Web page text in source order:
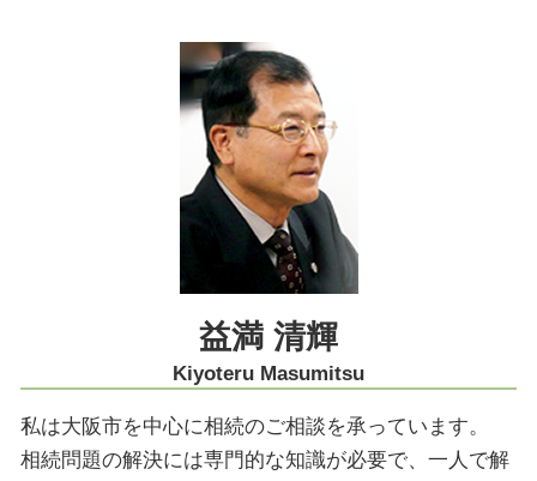
家族信託 売買
限定承認 注意点
相続放棄 期間
限定承認 わかりやすく
コンプライアンスとは
医療過誤 責任 個人
コンプライアンス パワハラ
建物 明け渡し 強制執行
医療過誤 延命
不動産トラブル 京都市 弁護士
組織再編 神戸市 弁護士
削除請求 神戸市 弁護士
不動産トラブル 奈良市 弁護士
事業承継 大阪市 弁護士
遺留分侵害額請求 大阪市 弁護士
医療過誤訴訟 解決 大阪市 弁護士
法律問題 神戸市 弁護士
事業承継 神戸市 弁護士
医療過誤 京都市 弁護士
遺産分割協議 神戸市 弁護士
益満 清輝
Kiyoteru Masumitsu
私は大阪市を中心に相続のご相談を承っています。
相続問題の解決には専門的な知識が必要で、一人で解